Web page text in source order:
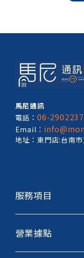
馬尼通訊
電話：06-2902237
Email：
地址：東門店:台南
服務項目
營業據點